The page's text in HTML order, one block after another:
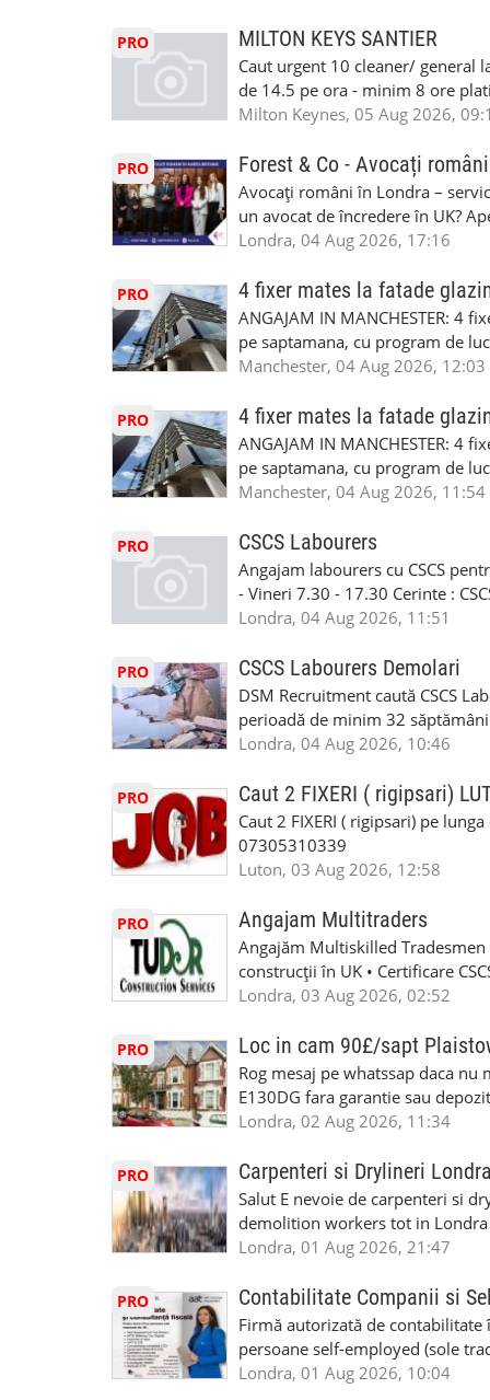
masinii). Acceptam cu permis
Enfield - Weybridge - Romford -
programari la interviu apelati
PRO MILTON KEYS SANTIER
Caut urgent 10 cleaner/ general
de 14.5 pe ora - minim 8 ore
la Amazon. Munca este usoara,
SAPTAMANALA Contact: +44
interesati
Milton Keynes, 05 Aug 2026,
PRO Forest & Co - Avocați
Avocați români în Londra –
un avocat de încredere în UK?
Solicitors, indiferent că ai nevoie
familiei (divorț, custodie, partaj)
Servicii pentru companii: •
• Imigrație pentru afaceri și
soluționarea disputelor 💡 De ce
standard ✔ Confidențialitate
790 689 Email:
www.fcos.co.uk 👉
Londra, 04 Aug 2026, 17:16
PRO 4 fixer mates la fatade
ANGAJAM IN MANCHESTER:
pe saptamana, cu program de
in perioada urmatoare. Cerinte:
Tariful se discuta direct, in
discutie este simpla: cine esti,
Prioritate au oamenii din
carora li se termina proiectul
oferta pe care sa o folositi la
WhatsApp: +44 7467 838 881
numele, experienta si data la
https://forms.gle/
T&D GLAZING AND
Manchester, 04 Aug 2026, 12:03
PRO 4 fixer mates la fatade
ANGAJAM IN MANCHESTER:
pe saptamana, cu program de
in perioada urmatoare. Cerinte:
Tariful se discuta direct, in
discutie este simpla: cine esti,
Prioritate au oamenii din
carora li se termina proiectul
oferta pe care sa o folositi la
WhatsApp: +44 7467 838 881
numele, experienta si data la
link-ul de jos. Sanatate si mult
INSTALLATION LIMITED
Manchester, 04 Aug 2026, 11:54
PRO CSCS Labourers
Angajam labourers cu CSCS
- Vineri 7.30 - 17.30 Cerinte :
Londra, 04 Aug 2026, 11:51
PRO CSCS Labourers Demolari
DSM Recruitment caută CSCS
perioadă de minim 32
oferă ore suplimentare și
informații, contactați-ne la: 📞
Londra, 04 Aug 2026, 10:46
PRO Caut 2 FIXERI ( rigipsari)
Caut 2 FIXERI ( rigipsari) pe
07305310339
Luton, 03 Aug 2026, 12:58
PRO Angajam Multitraders
Angajăm Multiskilled
construcții în UK • Certificare
specializate (căutăm
interioare • Permis de
(reprezintă un avantaj
performanță • £200 – £250 pe
posibilități reale de avansare •
oră pauză de masă) •
Londra, 03 Aug 2026, 02:52
PRO Loc in cam 90£/sapt
Rog mesaj pe whatssap daca nu
E130DG fara garantie sau
fiecare pat beneficiaza de dulap
saptaminal fara garantie sau
de 1/sapt) -tel- 07440366084
Londra, 02 Aug 2026, 11:34
PRO Carpenteri si Drylineri Londra
Salut E nevoie de carpenteri si
demolition workers tot in
Londra, 01 Aug 2026, 21:47
PRO Contabilitate Companii si
Firmă autorizată de contabilitate
persoane self-employed (sole
închiriate (landlords) Serviciile
Londra, 01 Aug 2026, 10:04